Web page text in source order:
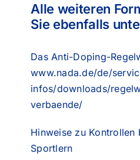
Alle weiteren
Sie ebenfalls
Das Anti-Doping-
www.nada.de/de/
infos/downloads/
verbaende/
Hinweise zu Kontrollen
Sportlern